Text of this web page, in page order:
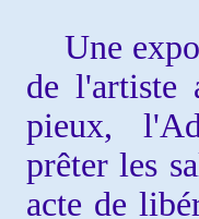
Une
de l'artiste
pieux,
prêter les
acte de